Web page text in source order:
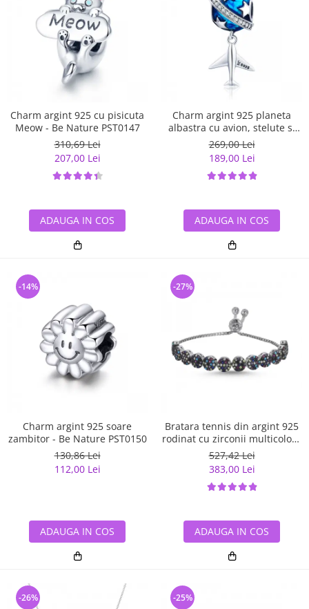
Charm argint 925 cu pisicuta
Meow - Be Nature PST0147
310,69 Lei
207,00 Lei
ADAUGA IN COS
Charm argint 925 planeta
albastra cu avion, stelute si
zirconii albe PST0149
269,00 Lei
189,00 Lei
ADAUGA IN COS
Charm argint 925 soare
zambitor - Be Nature PST0150
130,86 Lei
112,00 Lei
-14%
ADAUGA IN COS
Bratara tennis din argint 925
rodinat cu zirconii multicolore
- Be Elegant BTU0108
527,42 Lei
383,00 Lei
-27%
ADAUGA IN COS
-26% -25%